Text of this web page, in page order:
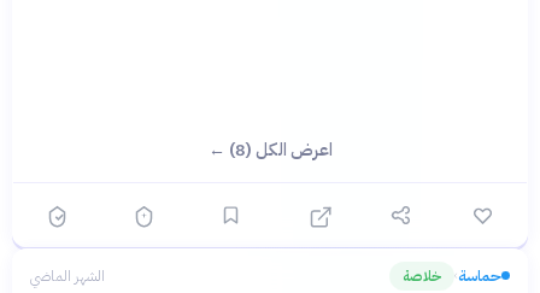
اعرض الكل (8) ←
حماسة› خلاصة الشهر الماضي